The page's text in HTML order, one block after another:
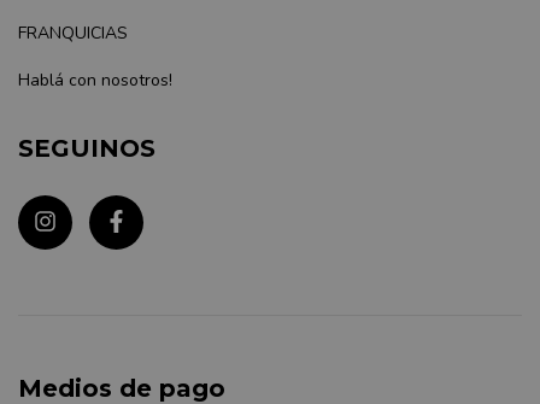
FRANQUICIAS
Hablá con nosotros!
SEGUINOS
Medios de pago